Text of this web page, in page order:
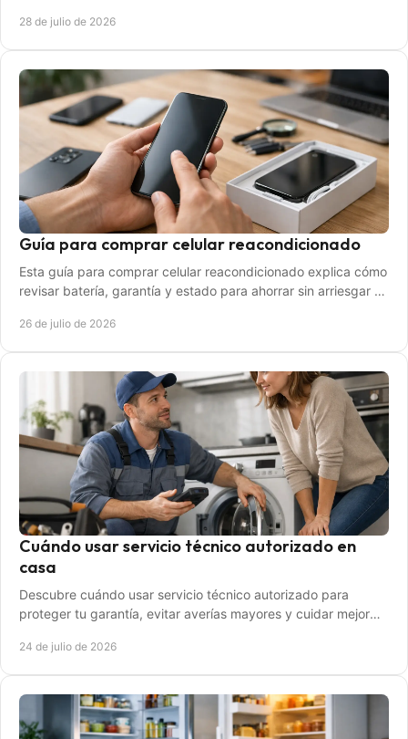
28 de julio de 2026
Guía para comprar celular reacondicionado
Esta guía para comprar celular reacondicionado explica cómo
revisar batería, garantía y estado para ahorrar sin arriesgar tu
26 de julio de 2026
Cuándo usar servicio técnico autorizado en
casa
Descubre cuándo usar servicio técnico autorizado para
proteger tu garantía, evitar averías mayores y cuidar mejor
24 de julio de 2026